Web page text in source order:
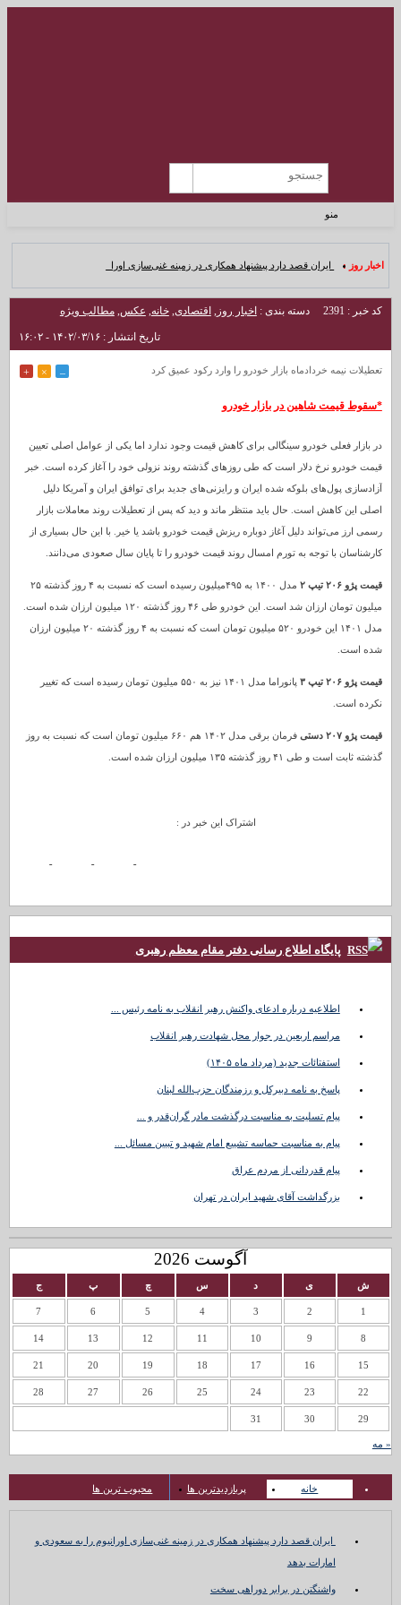
منو
اخبار روز : ایران قصد دارد پیشنهاد همکاری در زمینه غنی‌سازی اورانی_
کد خبر : 2391 دسته بندی : اخبار روز , اقتصادی,خانه, عکس,مطالب ویژه
تاریخ انتشار : ۱۴۰۲/۰۳/۱۶ - ۱۶:۰۲
–
×
+ تعطیلات نیمه خردادماه بازار خودرو را وارد رکود عمیق کرد
*سقوط قیمت شاهین در بازار خودرو
در بازار فعلی خودرو سینگالی برای کاهش قیمت وجود ندارد اما یکی از عوامل اصلی تعیین
قیمت خودرو نرخ دلار است که طی روزهای گذشته روند نزولی خود را آغاز کرده است. خبر
آزادسازی پول‌های بلوکه شده ایران و رایزنی‌های جدید برای توافق ایران و آمریکا دلیل
اصلی این کاهش است. حال باید منتظر ماند و دید که پس از تعطیلات روند معاملات بازار
رسمی ارز می‌تواند دلیل آغاز دوباره ریزش قیمت خودرو باشد یا خیر. با این حال بسیاری از
کارشناسان با توجه به تورم امسال روند قیمت خودرو را تا پایان سال صعودی می‌دانند.
قیمت پژو ۲۰۶ تیپ ۲
مدل ۱۴۰۰ به ۴۹۵میلیون رسیده است که نسبت به ۴ روز گذشته ۲۵
میلیون تومان ارزان شد است. این خودرو طی ۴۶ روز گذشته ۱۲۰ میلیون ارزان شده است.
مدل ۱۴۰۱ این خودرو ۵۲۰ میلیون تومان است که نسبت به ۴ روز گذشته ۲۰ میلیون ارزان
شده است.
قیمت پژو ۲۰۶ تیپ ۳
پانوراما مدل ۱۴۰۱ نیز به ۵۵۰ میلیون تومان رسیده است که تغییر
نکرده است.
قیمت پژو ۲۰۷ دستی
فرمان برقی مدل ۱۴۰۲ هم ۶۶۰ میلیون تومان است که نسبت به روز
گذشته ثابت است و طی ۴۱ روز گذشته ۱۳۵ میلیون ارزان شده است.
اشتراک این خبر در :
پایگاه اطلاع رسانی دفتر مقام معظم رهبری
اطلاعیه درباره ادعای واکنش رهبر انقلاب به نامه رئیس ...
مراسم اربعین در جوار محل شهادت رهبر انقلاب
استفتائات جدید (مرداد ماه ۱۴۰۵)
پاسخ به نامه دبیرکل و رزمندگان حزب‌الله لبنان
پیام تسلیت به مناسبت درگذشت مادر گران‌قدر و ...
پیام به مناسبت حماسه تشییع امام شهید و تبیین مسائل ...
پیام قدردانی از مردم عراق
بزرگداشت آقای شهید ایران در تهران
آگوست 2026
ش ی د س چ پ ج
1
2
3
4
5
6
7
8
9
10
11
12
13
14
15
16
17
18
19
20
21
22
23
24
25
26
27
28
29
30
31
« مه
خانه پربازدیدترین ها محبوب ترین ها
ایران قصد دارد پیشنهاد همکاری در زمینه غنی‌سازی اورانیوم را به سعودی و
امارات بدهد
واشنگتن در برابر دوراهی سخت